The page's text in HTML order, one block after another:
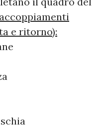
e ritorno):